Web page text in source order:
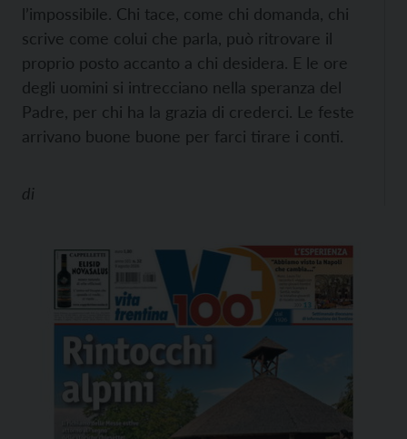
l’impossibile. Chi tace, come chi domanda, chi
scrive come colui che parla, può ritrovare il
proprio posto accanto a chi desidera. E le ore
degli uomini si intrecciano nella speranza del
Padre, per chi ha la grazia di crederci. Le feste
arrivano buone buone per farci tirare i conti.
di